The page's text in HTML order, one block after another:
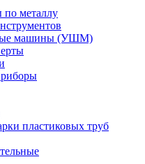
металлу
машины (УШМ)
пластиковых труб